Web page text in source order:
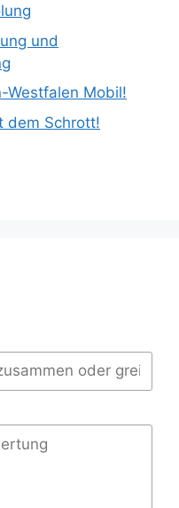
und
Westfalen Mobil!
dem Schrott!